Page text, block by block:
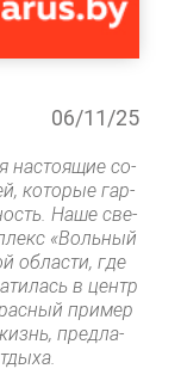
06/11/25
на­сто­я­щие со­
ко­то­рые гар­
На­ше све­
«Воль­ный
об­ла­сти, где
в центр
при­мер
пред­ла­